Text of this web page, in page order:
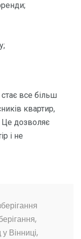
стає все більш
квартир,
Це дозволяє
і не
,
у Вінниці,